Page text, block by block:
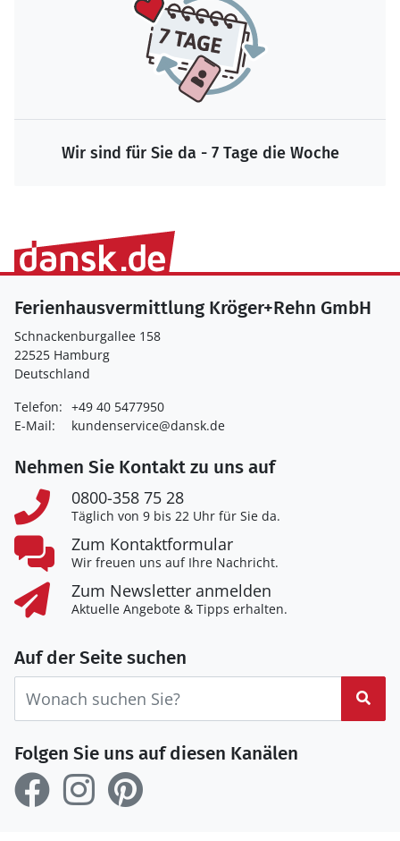
Wir sind für Sie da - 7 Tage die Woche
Ferienhausvermittlung Kröger+Rehn GmbH
Schnackenburgallee 158
22525 Hamburg
Deutschland
Telefon: +49 40 5477950
E-Mail:
kundenservice@dansk.de
Nehmen Sie Kontakt zu uns auf
0800-358 75 28
Täglich von 9 bis 22 Uhr für Sie da.
Zum Kontaktformular
Wir freuen uns auf Ihre Nachricht.
Zum Newsletter anmelden
Aktuelle Angebote & Tipps erhalten.
Auf der Seite suchen
Folgen Sie uns auf diesen Kanälen